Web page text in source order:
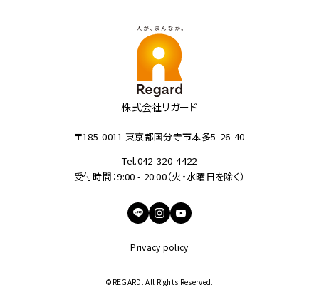
株式会社リガード
〒185-0011 東京都国分寺市本多5-26-40
Tel.042-320-4422
受付時間：9:00 - 20:00（火・水曜日を除く）
Privacy policy
©︎REGARD. All Rights Reserved.